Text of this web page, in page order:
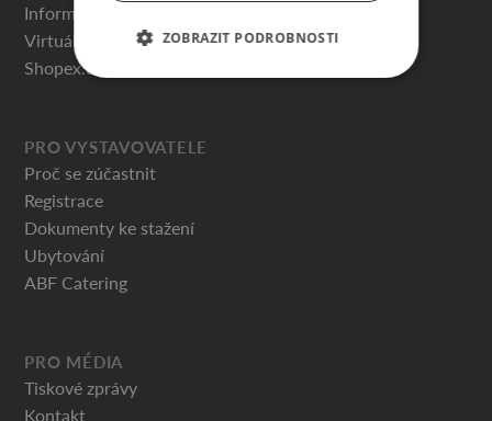
Informace pro návštěvníky
Virtuální prohlídky
Shopex.cz
PRO VYSTAVOVATELE
Proč se zúčastnit
Registrace
Dokumenty ke stažení
Ubytování
ABF Catering
PRO MÉDIA
Tiskové zprávy
Kontakt
ZOBRAZIT PODROBNOSTI